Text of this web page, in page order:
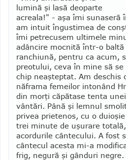
lumină şi lasă deoparte
acreala!" - aşa îmi sunaseră
am intuit îngustimea de
îmi petrecusem ultimele
adâncire mocnită într-o baltă
ranchiună, pen­tru ca acum,
preo­tului, ceva în mine să
chip ne­aşteptat. Am des­chis
năframa femeilor intonând
din morţi căpătase tenta
vântări. Până şi lemnul
privea prietenos, cu o
trei minute de uşurare
acordurile cân­te­cului. A fost
cântecul acesta mi-a
frig, negură şi gânduri